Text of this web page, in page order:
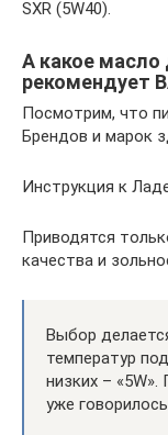
SXR (5W40).
А какое масло
рекомендует
Посмотрим, что
Брендов и марок
Инструкция к
Приводятся
качества и
Выбор
температур
низких –
уже